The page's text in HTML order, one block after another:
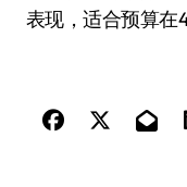
表现，适合预算在